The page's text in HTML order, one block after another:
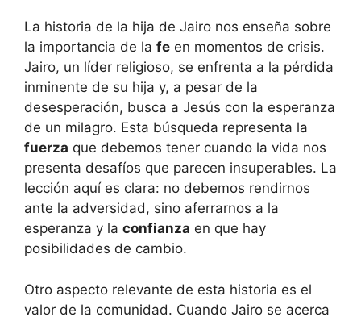
La historia de la hija de Jairo nos enseña sobre
la importancia de la fe en momentos de crisis.
Jairo, un líder religioso, se enfrenta a la pérdida
inminente de su hija y, a pesar de la
desesperación, busca a Jesús con la esperanza
de un milagro. Esta búsqueda representa la
fuerza que debemos tener cuando la vida nos
presenta desafíos que parecen insuperables. La
lección aquí es clara: no debemos rendirnos
ante la adversidad, sino aferrarnos a la
esperanza y la confianza en que hay
posibilidades de cambio.
Otro aspecto relevante de esta historia es el
valor de la comunidad. Cuando Jairo se acerca